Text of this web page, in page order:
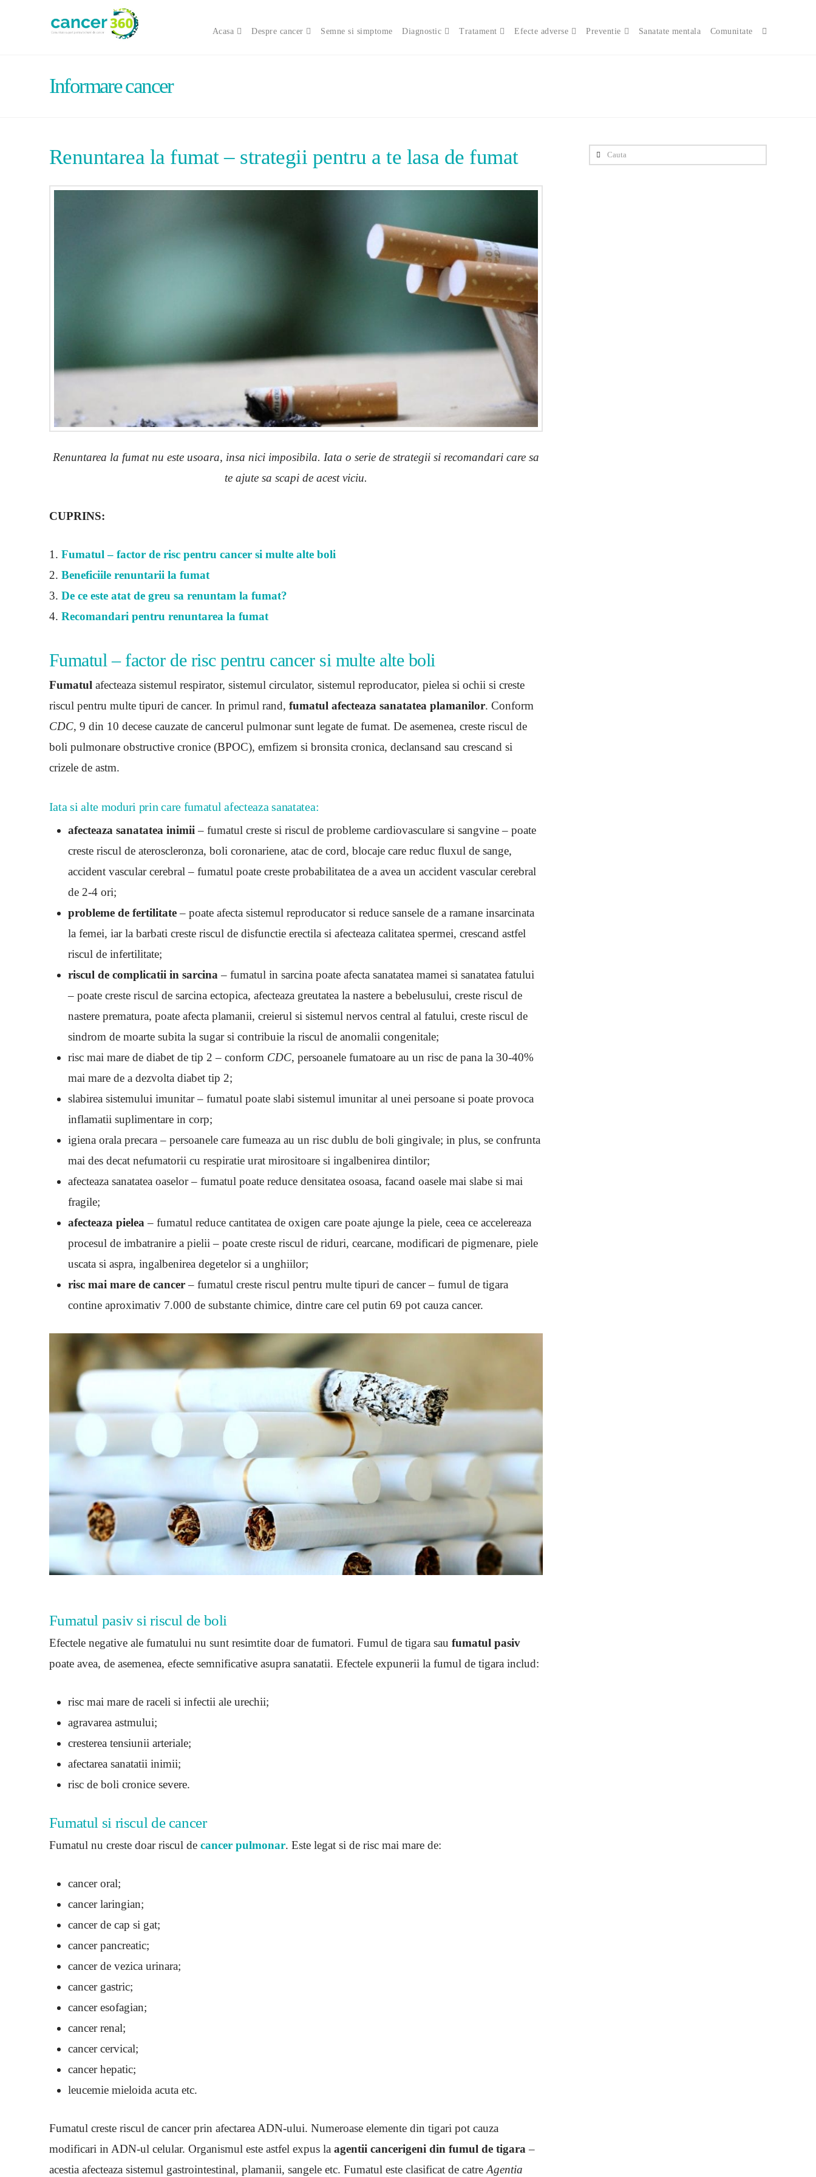
Acasa Despre cancer Semne si simptome Diagnostic Tratament Efecte adverse Preventie Sanatate mentala Comunitate
Informare cancer
Renuntarea la fumat – strategii pentru a te lasa de fumat
Renuntarea la fumat nu este usoara, insa nici imposibila. Iata o serie de strategii si recomandari care sa
te ajute sa scapi de acest viciu.
CUPRINS:
1. Fumatul – factor de risc pentru cancer si multe alte boli
2. Beneficiile renuntarii la fumat
3. De ce este atat de greu sa renuntam la fumat?
4. Recomandari pentru renuntarea la fumat
Fumatul – factor de risc pentru cancer si multe alte boli
Fumatulafecteaza sistemul respirator, sistemul circulator, sistemul reproducator, pielea si ochii si creste
riscul pentru multe tipuri de cancer. In primul rand, fumatul afecteaza sanatatea plamanilor. Conform
CDC, 9 din 10 decese cauzate de cancerul pulmonar sunt legate de fumat. De asemenea, creste riscul de
boli pulmonare obstructive cronice (BPOC), emfizem si bronsita cronica, declansand sau crescand si
crizele de astm.
Iata si alte moduri prin care fumatul afecteaza sanatatea:
afecteaza sanatatea inimii– fumatul creste si riscul de probleme cardiovasculare si sangvine – poate
creste riscul de ateroscleronza, boli coronariene, atac de cord, blocaje care reduc fluxul de sange,
accident vascular cerebral – fumatul poate creste probabilitatea de a avea un accident vascular cerebral
de 2-4 ori;
probleme de fertilitate– poate afecta sistemul reproducator si reduce sansele de a ramane insarcinata
la femei, iar la barbati creste riscul de disfunctie erectila si afecteaza calitatea spermei, crescand astfel
riscul de infertilitate;
riscul de complicatii in sarcina– fumatul in sarcina poate afecta sanatatea mamei si sanatatea fatului
– poate creste riscul de sarcina ectopica, afecteaza greutatea la nastere a bebelusului, creste riscul de
nastere prematura, poate afecta plamanii, creierul si sistemul nervos central al fatului, creste riscul de
sindrom de moarte subita la sugar si contribuie la riscul de anomalii congenitale;
risc mai mare de diabet de tip 2 – conform CDC, persoanele fumatoare au un risc de pana la 30-40%
mai mare de a dezvolta diabet tip 2;
slabirea sistemului imunitar – fumatul poate slabi sistemul imunitar al unei persoane si poate provoca
inflamatii suplimentare in corp;
igiena orala precara – persoanele care fumeaza au un risc dublu de boli gingivale; in plus, se confrunta
mai des decat nefumatorii cu respiratie urat mirositoare si ingalbenirea dintilor;
afecteaza sanatatea oaselor – fumatul poate reduce densitatea osoasa, facand oasele mai slabe si mai
fragile;
afecteaza pielea– fumatul reduce cantitatea de oxigen care poate ajunge la piele, ceea ce accelereaza
procesul de imbatranire a pielii – poate creste riscul de riduri, cearcane, modificari de pigmenare, piele
uscata si aspra, ingalbenirea degetelor si a unghiilor;
risc mai mare de cancer– fumatul creste riscul pentru multe tipuri de cancer – fumul de tigara
contine aproximativ 7.000 de substante chimice, dintre care cel putin 69 pot cauza cancer.
Fumatul pasiv si riscul de boli
Efectele negative ale fumatului nu sunt resimtite doar de fumatori. Fumul de tigara sau fumatul pasiv
poate avea, de asemenea, efecte semnificative asupra sanatatii. Efectele expunerii la fumul de tigara includ:
risc mai mare de raceli si infectii ale urechii;
agravarea astmului;
cresterea tensiunii arteriale;
afectarea sanatatii inimii;
risc de boli cronice severe.
Fumatul si riscul de cancer
Fumatul nu creste doar riscul de cancer pulmonar. Este legat si de risc mai mare de:
cancer oral;
cancer laringian;
cancer de cap si gat;
cancer pancreatic;
cancer de vezica urinara;
cancer gastric;
cancer esofagian;
cancer renal;
cancer cervical;
cancer hepatic;
leucemie mieloida acuta etc.
Fumatul creste riscul de cancer prin afectarea ADN-ului. Numeroase elemente din tigari pot cauza
modificari in ADN-ul celular. Organismul este astfel expus la agentii cancerigeni din fumul de tigara –
acestia afecteaza sistemul gastrointestinal, plamanii, sangele etc. Fumatul este clasificat de catreAgentia
Cauta